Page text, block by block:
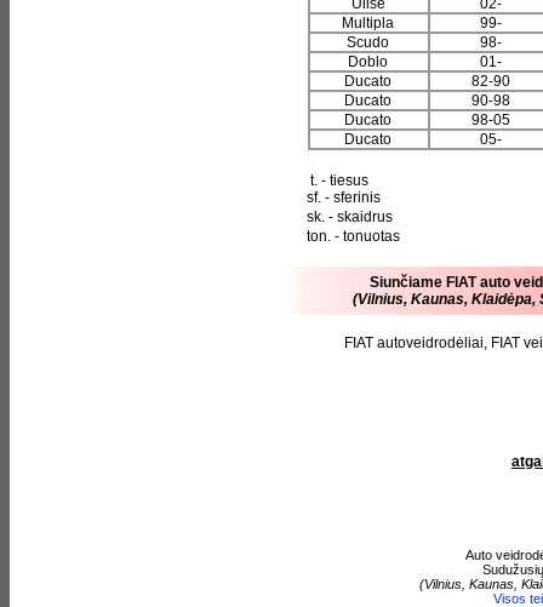
Ulise
02-
Multipla
99-
Scudo
98-
Doblo
01-
Ducato
82-90
Ducato
90-98
Ducato
98-05
Ducato
05-
t. - tiesus
sf. - sferinis
sk. - skaidrus
ton. - tonuotas
Siunčiame FIAT auto
(Vilnius, Kaunas,
FIAT autoveidrodėliai, FIAT
Auto
(Vilnius, Kaunas,
Visos